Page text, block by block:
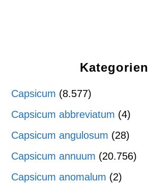
Kategorien
Capsicum (8.577)
Capsicum abbreviatum (4)
Capsicum angulosum (28)
Capsicum annuum (20.756)
Capsicum anomalum (2)